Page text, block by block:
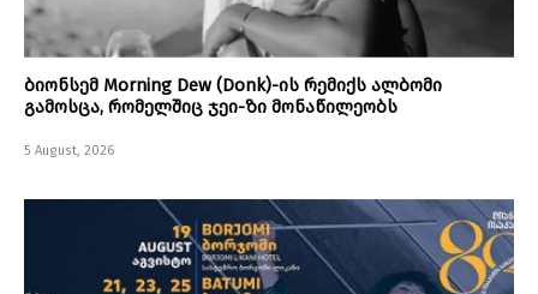
ბიონსემ Morning Dew (Donk)-ის რემიქს ალბომი
გამოსცა, რომელშიც ჯეი-ზი მონაწილეობს
5 August, 2026